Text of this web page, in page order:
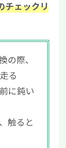
チェックリ
の際、
る
に鈍い
触ると